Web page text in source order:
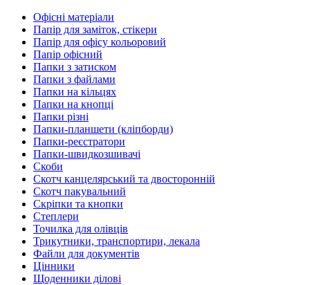
Офісні матеріали
Папір для заміток, стікери
Папір для офісу кольоровий
Папір офісний
Папки з затиском
Папки з файлами
Папки на кільцях
Папки на кнопці
Папки різні
Папки-планшети (кліпборди)
Папки-реєстратори
Папки-швидкозшивачі
Скоби
Скотч канцелярський та двосторонній
Скотч пакувальний
Скріпки та кнопки
Степлери
Точилка для олівців
Трикутники, транспортири, лекала
Файли для документів
Цінники
Щоденники ділові